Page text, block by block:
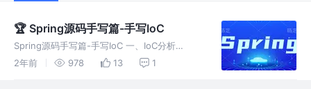
🏆 Spring源码手写篇-手写IoC
Spring源码手写篇-手写IoC 一、IoC分析
1.Spring的核心 在Spring中非常核心的内
2年前 978 13 1